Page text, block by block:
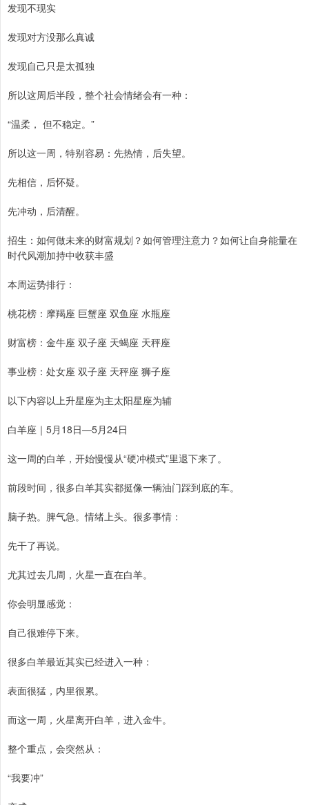
发现不现实
发现对方没那么真诚
发现自己只是太孤独
所以这周后半段，整个社会情绪会有一种：
“温柔， 但不稳定。”
所以这一周，特别容易：先热情，后失望。
先相信，后怀疑。
先冲动，后清醒。
招生：如何做未来的财富规划？如何管理注意力？如何让自身能量在
时代风潮加持中收获丰盛
本周运势排行：
桃花榜：摩羯座 巨蟹座 双鱼座 水瓶座
财富榜：金牛座 双子座 天蝎座 天秤座
事业榜：处女座 双子座 天秤座 狮子座
以下内容以上升星座为主太阳星座为辅
白羊座｜5月18日—5月24日
这一周的白羊，开始慢慢从“硬冲模式”里退下来了。
前段时间，很多白羊其实都挺像一辆油门踩到底的车。
脑子热。脾气急。情绪上头。很多事情：
先干了再说。
尤其过去几周，火星一直在白羊。
你会明显感觉：
自己很难停下来。
很多白羊最近其实已经进入一种：
表面很猛，内里很累。
而这一周，火星离开白羊，进入金牛。
整个重点，会突然从：
“我要冲”